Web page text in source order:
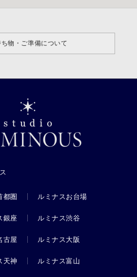
ち物・ご準備について
都圏 ルミナスお台場
銀座 ルミナス渋谷
古屋 ルミナス大阪
天神 ルミナス富山